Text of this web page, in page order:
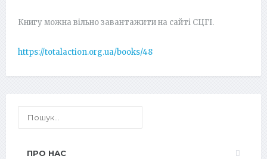
Книгу можна вільно завантажити на сайті СЦГІ.
https://totalaction.org.ua/books/48
ПРО НАС